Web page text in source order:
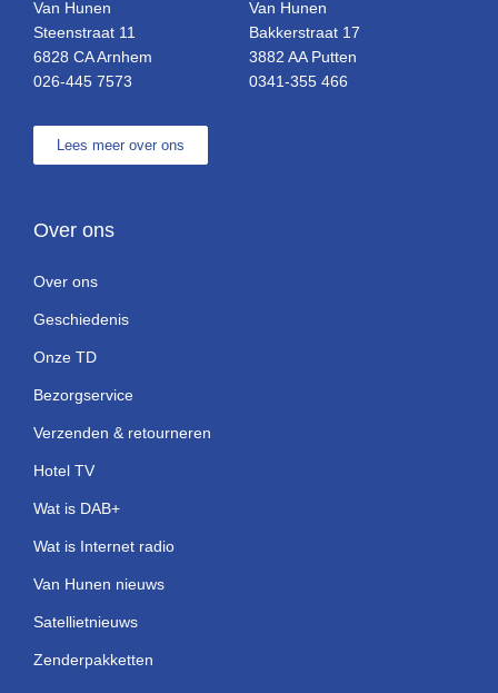
Van Hunen
Steenstraat 11
6828 CA Arnhem
026-445 7573
Van Hunen
Bakkerstraat 17
3882 AA Putten
0341-355 466
Lees meer over ons
Over ons
Over ons
Geschiedenis
Onze TD
Bezorgservice
Verzenden & retourneren
Hotel TV
Wat is DAB+
Wat is Internet radio
Van Hunen nieuws
Satellietnieuws
Zenderpakketten